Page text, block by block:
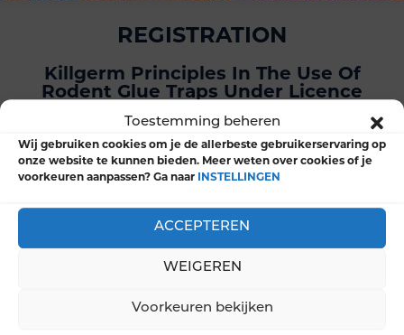
Toestemming beheren
Wij gebruiken cookies om je de allerbeste gebruikerservaring op
onze website te kunnen bieden. Meer weten over cookies of je
voorkeuren aanpassen? Ga naar
INSTELLINGEN
ACCEPTEREN
WEIGEREN
Voorkeuren bekijken
REGISTRATION
Killgerm Principles In The Use Of
Rodent Glue Traps Under Licence